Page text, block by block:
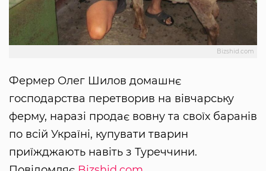
Bizshid.com
Фермер Олег Шилов домашнє
господарства перетворив на вівчарську
ферму, наразі продає вовну та своїх баранів
по всій Україні, купувати тварин
приїжджають навіть з Туреччини.